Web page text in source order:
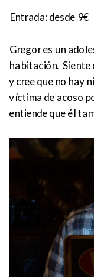
Entrada: desde 9€
Gregor es un
habitación. Siente
y cree que no hay
víctima de acoso
entiende que él